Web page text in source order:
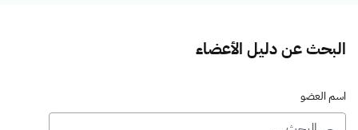
البحث عن دليل الأعضاء
اسم العضو